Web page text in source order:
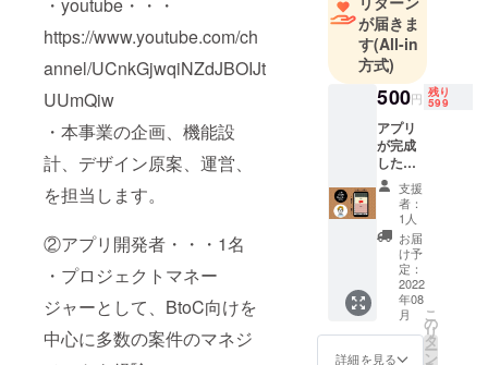
・youtube・・・
https://www.youtube.com/ch
annel/UCnkGjwqiNZdJBOIJt
UUmQiw
・本事業の企画、機能設
計、デザイン原案、運営、
を担当します。
②アプリ開発者・・・1名
・プロジェクトマネー
ジャーとして、BtoC向けを
中心に多数の案件のマネジ
が、
「だれもが
使えるよう
にアプリ化
できない
か」と思い
たち応募さ
せていただ
きました。
・twitterアカ
ト・・・
https://twitter
.com/tak_tsu
が届きま
す(All-in
方式)
500円 残り
599
アプリ
が完成
した際
に、
「お礼
のメー
ル」と
「アプ
リの
URL」
をメー
ルでお
送りし
ます。
支援
者：
1人
お届
け予
定：
2022
年08
月
詳細を見る
こ
の
リ
タ
ー
ン